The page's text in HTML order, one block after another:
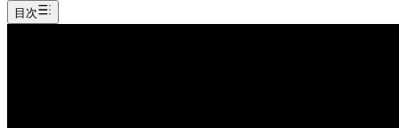
目次